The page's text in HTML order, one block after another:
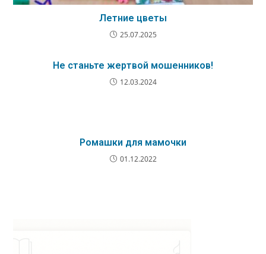
Летние цветы
25.07.2025
Не станьте жертвой мошенников!
12.03.2024
Ромашки для мамочки
01.12.2022